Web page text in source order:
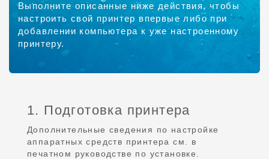
Выполните описанные ниже действия, чтобы
настроить свой принтер впервые либо при
добавлении компьютера к уже настроенному
принтеру.
1. Подготовка принтера
Дополнительные сведения по настройке
аппаратных средств принтера см. в
печатном руководстве по установке.